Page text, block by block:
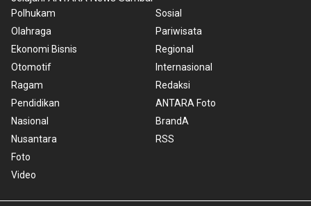
Polhukam
Olahraga
Ekonomi Bisnis
Otomotif
Ragam
Pendidikan
Nasional
Nusantara
Foto
Video
Sosial
Pariwisata
Regional
Internasional
Redaksi
ANTARA Foto
BrandA
RSS